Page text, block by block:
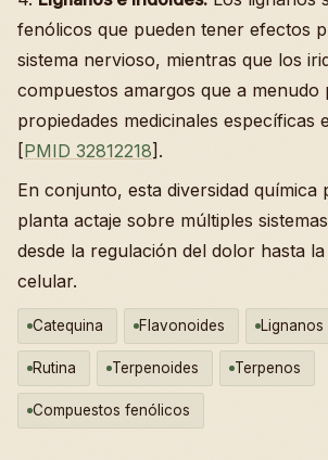
fenólicos que pueden tener efectos
sistema nervioso, mientras que los
compuestos amargos que a menudo
propiedades medicinales específicas
[PMID 32812218].
En conjunto, esta diversidad química
planta actaje sobre múltiples
desde la regulación del dolor hasta
celular.
Catequina Flavonoides Lignanos
Rutina Terpenoides Terpenos
Compuestos fenólicos